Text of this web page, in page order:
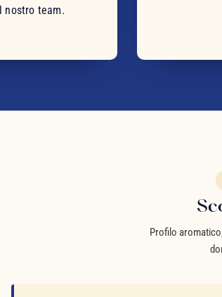
nostro team.
Profilo